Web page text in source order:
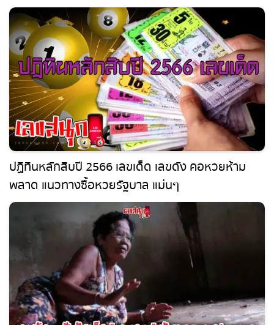
เลขมารวย 16 10 66 เลขเด่น-เลขเด็ดส่องให้ไว งวด
ที่ 16 ตุลาคม 2566
ปฏิทินหลักสิบปี 2566 เลขเด็ด เลขดัง คอหวยห้าม
พลาด แนวทางซื้อหวยรัฐบาล แม่นๆ